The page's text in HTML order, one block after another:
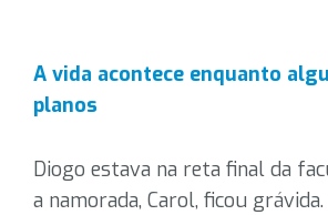
A vida acontece enquanto
planos
Diogo estava na reta final da
a namorada, Carol, ficou